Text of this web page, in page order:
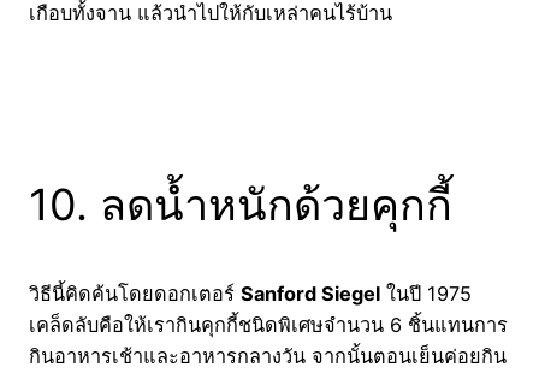
เกือบทั้งจาน แล้วนำไปให้กับเหล่าคนไร้บ้าน
10. ลดน้ำหนักด้วยคุกกี้
วิธีนี้คิดค้นโดยดอกเตอร์ Sanford Siegel ในปี 1975
เคล็ดลับคือให้เรากินคุกกี้ชนิดพิเศษจำนวน 6 ชิ้นแทนการ
กินอาหารเช้าและอาหารกลางวัน จากนั้นตอนเย็นค่อยกิน